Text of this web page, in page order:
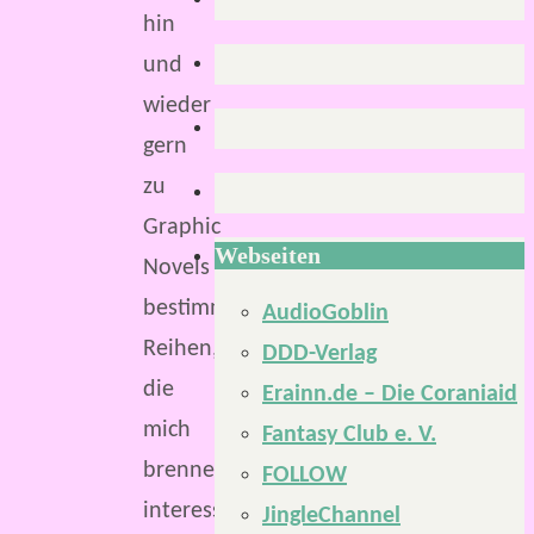
hin
und
wieder
gern
zu
Graphic
Novels
bestimmter
Reihen,
die
mich
brennend
interessieren.
Webseiten
AudioGoblin
DDD-Verlag
Erainn.de – Die Coraniaid
Fantasy Club e. V.
FOLLOW
JingleChannel